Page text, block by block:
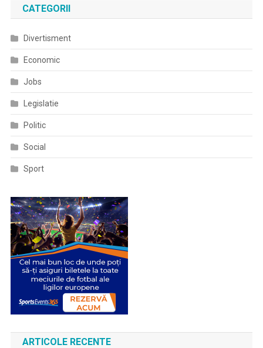
CATEGORII
Divertisment
Economic
Jobs
Legislatie
Politic
Social
Sport
ARTICOLE RECENTE